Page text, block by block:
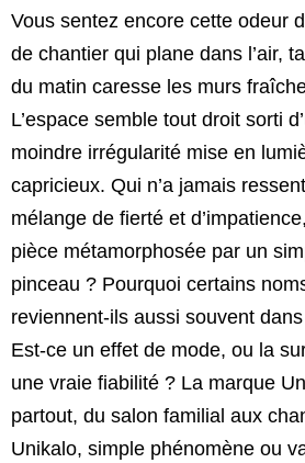
Vous sentez encore cette odeur
de chantier qui plane dans l’air,
du matin caresse les murs
L’espace semble tout droit sorti
moindre irrégularité mise en
capricieux. Qui n’a jamais
mélange de fierté et
pièce métamorphosée par un
pinceau ? Pourquoi certains
reviennent-ils aussi souvent
Est-ce un effet de mode, ou la
une vraie fiabilité ? La marque
partout, du salon familial aux
Unikalo, simple phénomène ou